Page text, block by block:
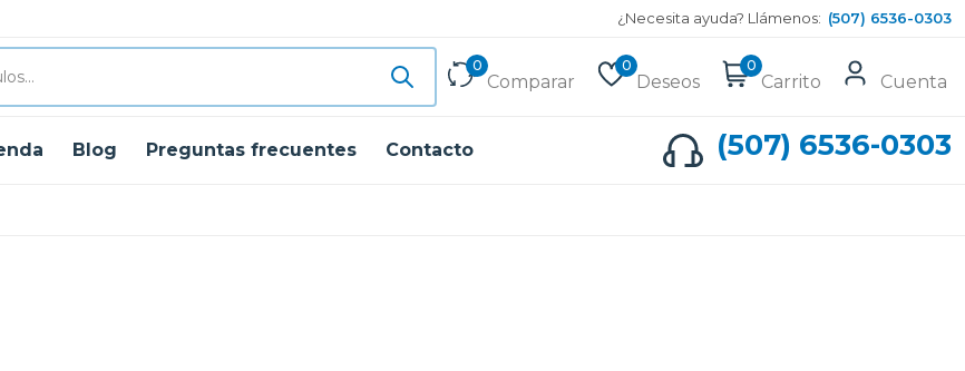
¿Necesita ayuda? Llámenos: (507) 6536-0303
0
Comparar
0
Deseos
0
Carrito Cuenta
Blog Preguntas frecuentes Contacto (507) 6536-0303